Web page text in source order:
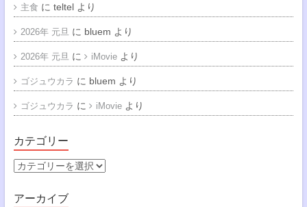
主食 に teltelより
2026年 元旦 に bluem より
2026年 元旦 に iMovieより
ゴジュウカラ に bluem より
ゴジュウカラ に iMovieより
カテゴリー
カ
ゴ
アーカイブ